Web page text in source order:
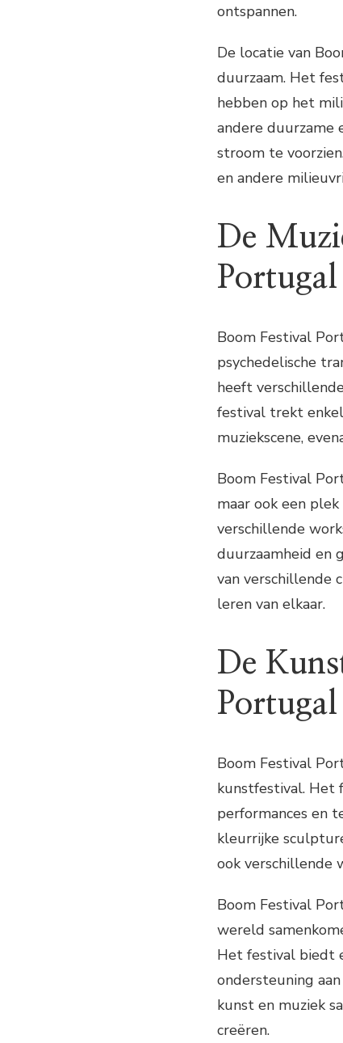
ontspannen.
De locatie van
duurzaam. Het
hebben op het
andere duurzame
stroom te
en andere
De
Portugal
Boom Festival
psychedelische
heeft
festival trekt
muziekscene,
Boom Festival
maar ook een
verschillende
duurzaamheid en
van verschillende
leren van elkaar.
De
Portugal
Boom Festival
kunstfestival. Het
performances en
kleurrijke
ook verschillende
Boom Festival
wereld
Het festival biedt
ondersteuning
kunst en muziek
creëren.